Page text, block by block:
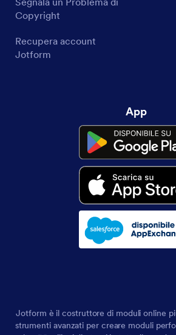
Copyright
Recupera account
Jotform
App
Jotform è il costruttore di moduli online
strumenti avanzati per creare moduli